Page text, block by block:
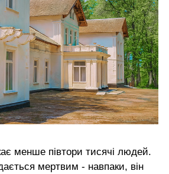
менше півтори тисячі людей.
мертвим - навпаки, він